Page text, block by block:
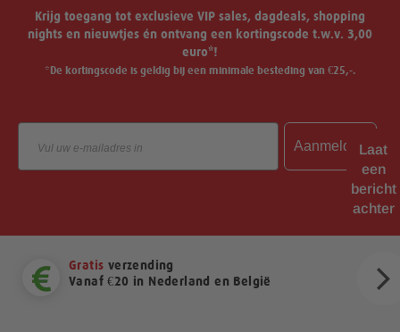
Krijg toegang tot exclusieve VIP sales, dagdeals, shopping
nights en nieuwtjes én ontvang een kortingscode t.w.v. 3,00
euro*!
*De kortingscode is geldig bij een minimale besteding van €25,-.
Email
Aanmelden
Gratis verzending
Vanaf €20 in Nederland en België
Laat
een
bericht
achter